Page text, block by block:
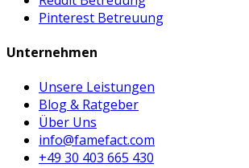
Pinterest Betreuung
Unternehmen
Unsere Leistungen
Blog & Ratgeber
Über Uns
info@famefact.com
+49 30 403 665 430